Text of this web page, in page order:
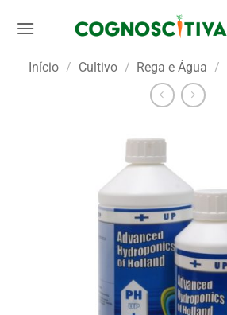
Início / Cultivo / Rega e Água /